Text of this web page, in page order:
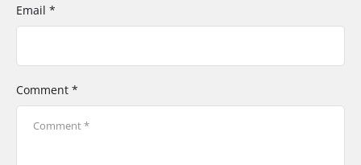
Comment *
Email *